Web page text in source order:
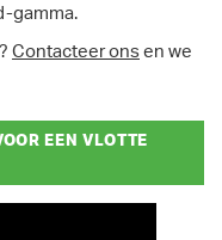
gamma.
Contacteer ons en we
EEN VLOTTE